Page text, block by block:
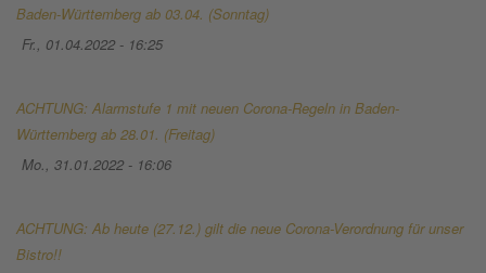
Baden-Württemberg ab 03.04. (Sonntag)
Fr., 01.04.2022 - 16:25
ACHTUNG: Alarmstufe 1 mit neuen Corona-Regeln in Baden-
Württemberg ab 28.01. (Freitag)
Mo., 31.01.2022 - 16:06
ACHTUNG: Ab heute (27.12.) gilt die neue Corona-Verordnung für unser
Bistro!!